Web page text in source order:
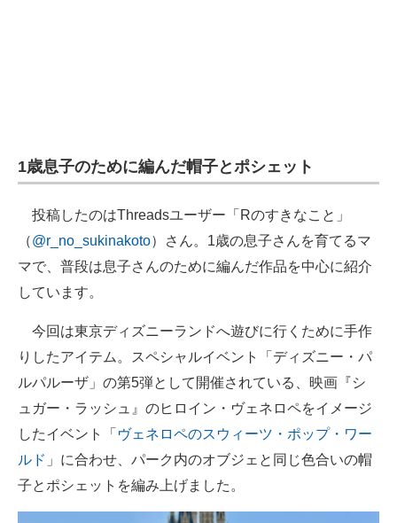
1歳息子のために編んだ帽子とポシェット
投稿したのはThreadsユーザー「Rのすきなこと」
（@r_no_sukinakoto）さん。1歳の息子さんを育てるマ
マで、普段は息子さんのために編んだ作品を中心に紹介
しています。
今回は東京ディズニーランドへ遊びに行くために手作
りしたアイテム。スペシャルイベント「ディズニー・パ
ルパルーザ」の第5弾として開催されている、映画『シ
ュガー・ラッシュ』のヒロイン・ヴェネロペをイメージ
したイベント「 ヴェネロペのスウィーツ・ポップ・ワー
ルド 」に合わせ、パーク内のオブジェと同じ色合いの帽
子とポシェットを編み上げました。